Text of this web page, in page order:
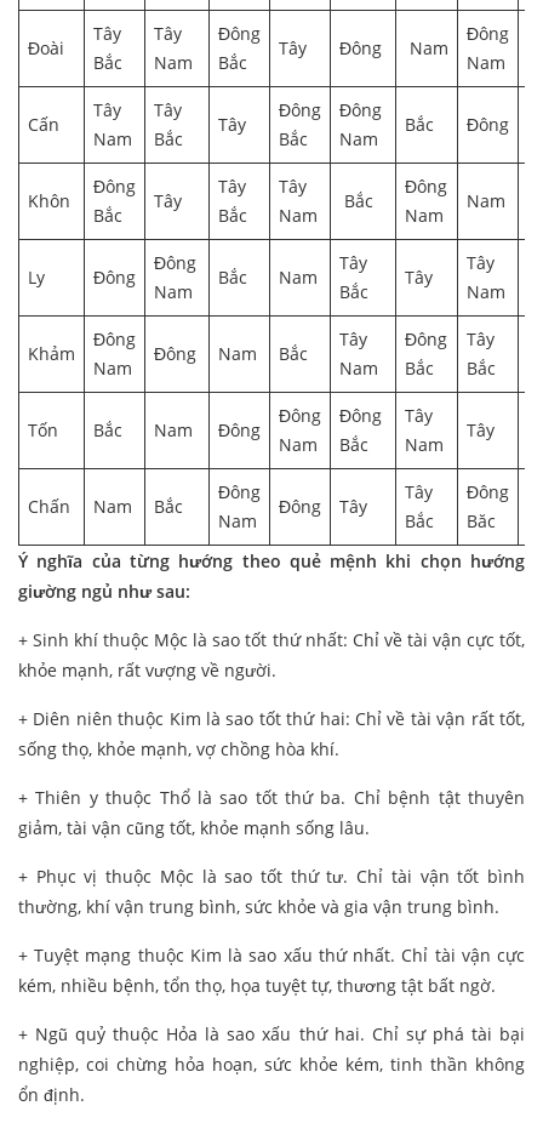
Đoài
Tây
Bắc
Tây
Nam
Đông
Bắc
Tây Đông Nam
Đông
Nam
Cấn
Tây
Nam
Tây
Bắc
Tây
Đông
Bắc
Đông
Nam
Bắc Đông
Khôn
Đông
Bắc
Tây
Tây
Bắc
Tây
Nam
Bắc
Đông
Nam
Nam
Ly Đông
Đông
Nam
Bắc Nam
Tây
Bắc
Tây
Tây
Nam
Khảm
Đông
Nam
Đông Nam Bắc
Tây
Nam
Đông
Bắc
Tây
Bắc
Tốn Bắc Nam Đông
Đông
Nam
Đông
Bắc
Tây
Nam
Tây
Chấn Nam Bắc
Đông
Nam
Đông Tây
Tây
Bắc
Đông
Băc
Ý nghĩa của từng hướng theo quẻ mệnh khi chọn hướng
giường ngủ như sau:
+ Sinh khí thuộc Mộc là sao tốt thứ nhất: Chỉ về tài vận cực tốt,
khỏe mạnh, rất vượng về người.
+ Diên niên thuộc Kim là sao tốt thứ hai: Chỉ về tài vận rất tốt,
sống thọ, khỏe mạnh, vợ chồng hòa khí.
+ Thiên y thuộc Thổ là sao tốt thứ ba. Chỉ bệnh tật thuyên
giảm, tài vận cũng tốt, khỏe mạnh sống lâu.
+ Phục vị thuộc Mộc là sao tốt thứ tư. Chỉ tài vận tốt bình
thường, khí vận trung bình, sức khỏe và gia vận trung bình.
+ Tuyệt mạng thuộc Kim là sao xấu thứ nhất. Chỉ tài vận cực
kém, nhiều bệnh, tổn thọ, họa tuyệt tự, thương tật bất ngờ.
+ Ngũ quỷ thuộc Hỏa là sao xấu thứ hai. Chỉ sự phá tài bại
nghiệp, coi chừng hỏa hoạn, sức khỏe kém, tinh thần không
ổn định.